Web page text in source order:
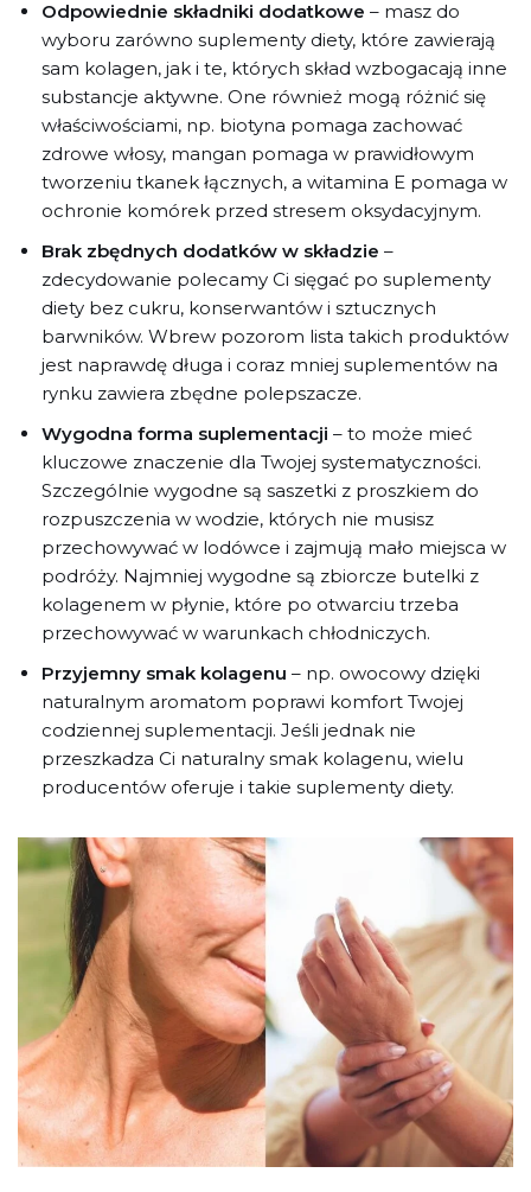
Odpowiednie składniki dodatkowe – masz do
wyboru zarówno suplementy diety, które zawierają
sam kolagen, jak i te, których skład wzbogacają inne
substancje aktywne. One również mogą różnić się
właściwościami, np. biotyna pomaga zachować
zdrowe włosy, mangan pomaga w prawidłowym
tworzeniu tkanek łącznych, a witamina E pomaga w
ochronie komórek przed stresem oksydacyjnym.
Brak zbędnych dodatków w składzie –
zdecydowanie polecamy Ci sięgać po suplementy
diety bez cukru, konserwantów i sztucznych
barwników. Wbrew pozorom lista takich produktów
jest naprawdę długa i coraz mniej suplementów na
rynku zawiera zbędne polepszacze.
Wygodna forma suplementacji – to może mieć
kluczowe znaczenie dla Twojej systematyczności.
Szczególnie wygodne są saszetki z proszkiem do
rozpuszczenia w wodzie, których nie musisz
przechowywać w lodówce i zajmują mało miejsca w
podróży. Najmniej wygodne są zbiorcze butelki z
kolagenem w płynie, które po otwarciu trzeba
przechowywać w warunkach chłodniczych.
Przyjemny smak kolagenu – np. owocowy dzięki
naturalnym aromatom poprawi komfort Twojej
codziennej suplementacji. Jeśli jednak nie
przeszkadza Ci naturalny smak kolagenu, wielu
producentów oferuje i takie suplementy diety.